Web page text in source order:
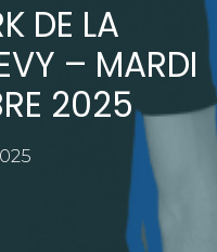
DE LA
– MARDI
2025